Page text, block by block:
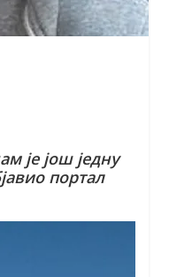
је још једну
портал